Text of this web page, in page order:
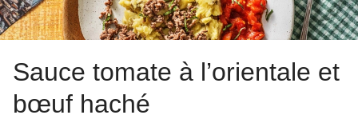
Sauce tomate à l’orientale et
bœuf haché